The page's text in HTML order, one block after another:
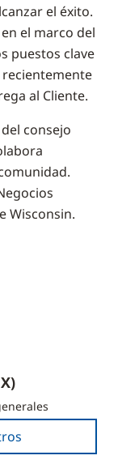
el éxito.
el marco del
puestos clave
recientemente
al Cliente.
consejo
Wisconsin.